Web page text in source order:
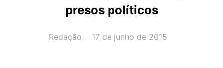
presos políticos
AUTOR(A):
Redação DATA:
17 de junho de 2015